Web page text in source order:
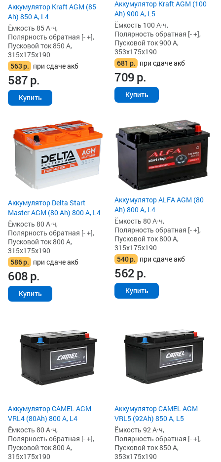
Аккумулятор Kraft AGM (85
Ah) 850 А, L4
Ёмкость 85 А·ч,
Полярность обратная [- +],
Пусковой ток 850 А,
315x175x190
563р. при сдаче акб
587р.
Купить
Аккумулятор Kraft AGM (100
Ah) 900 А, L5
Ёмкость 100 А·ч,
Полярность обратная [- +],
Пусковой ток 900 А,
353x175x190
681 р. при сдаче акб
709р.
Купить
Аккумулятор Delta Start
Master AGM (80 Ah) 800 А, L4
Ёмкость 80 А·ч,
Полярность обратная [- +],
Пусковой ток 800 А,
315x175x190
586р. при сдаче акб
608р.
Купить
Аккумулятор ALFA AGM (80
Ah) 800 А, L4
Ёмкость 80 А·ч,
Полярность обратная [- +],
Пусковой ток 800 А,
315x175x190
540р. при сдаче акб
562р.
Купить
Аккумулятор CAMEL AGM
VRL4 (80Ah) 800 А, L4
Ёмкость 80 А·ч,
Полярность обратная [- +],
Пусковой ток 800 А,
315x175x190
Аккумулятор CAMEL AGM
VRL5 (92Ah) 850 А, L5
Ёмкость 92 А·ч,
Полярность обратная [- +],
Пусковой ток 850 А,
353x175x190